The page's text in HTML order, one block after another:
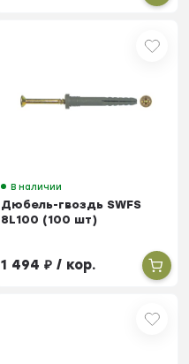
В наличии
Дюбель-гвоздь SWFS
8L100 (100 шт)
1 494₽ / кор.